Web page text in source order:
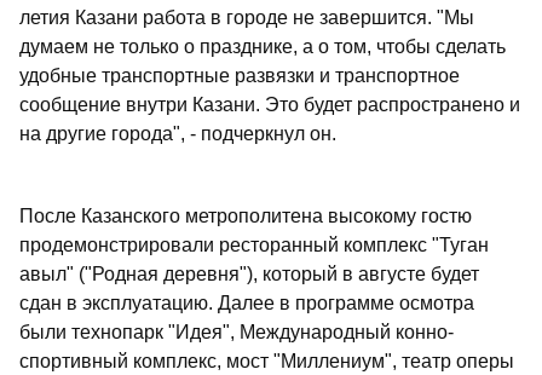
летия Казани работа в городе не завершится. "Мы
думаем не только о празднике, а о том, чтобы сделать
удобные транспортные развязки и транспортное
сообщение внутри Казани. Это будет распространено и
на другие города", - подчеркнул он.
После Казанского метрополитена высокому гостю
продемонстрировали ресторанный комплекс "Туган
авыл" ("Родная деревня"), который в августе будет
сдан в эксплуатацию. Далее в программе осмотра
были технопарк "Идея", Международный конно-
спортивный комплекс, мост "Миллениум", театр оперы